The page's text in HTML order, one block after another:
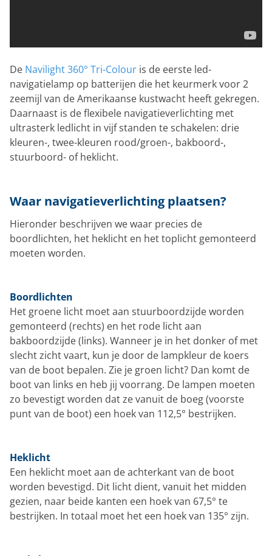
De Navilight 360° Tri-Colour is de eerste led-
navigatielamp op batterijen die het keurmerk voor 2
zeemijl van de Amerikaanse kustwacht heeft gekregen.
Daarnaast is de flexibele navigatieverlichting met
ultrasterk ledlicht in vijf standen te schakelen: drie
kleuren-, twee-kleuren rood/groen-, bakboord-,
stuurboord- of heklicht.
Waar navigatieverlichting plaatsen?
Hieronder beschrijven we waar precies de
boordlichten, het heklicht en het toplicht gemonteerd
moeten worden.
Boordlichten
Het groene licht moet aan stuurboordzijde worden
gemonteerd (rechts) en het rode licht aan
bakboordzijde (links). Wanneer je in het donker of met
slecht zicht vaart, kun je door de lampkleur de koers
van de boot bepalen. Zie je groen licht? Dan komt de
boot van links en heb jij voorrang. De lampen moeten
zo bevestigt worden dat ze vanuit de boeg (voorste
punt van de boot) een hoek van 112,5° bestrijken.
Heklicht
Een heklicht moet aan de achterkant van de boot
worden bevestigd. Dit licht dient, vanuit het midden
gezien, naar beide kanten een hoek van 67,5° te
bestrijken. In totaal moet het een hoek van 135° zijn.